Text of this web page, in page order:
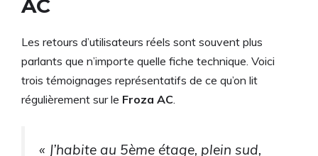
AC
Les retours d’utilisateurs réels sont souvent plus
parlants que n’importe quelle fiche technique. Voici
trois témoignages représentatifs de ce qu’on lit
régulièrement sur le Froza AC
« J’habite au 5ème étage, plein sud,